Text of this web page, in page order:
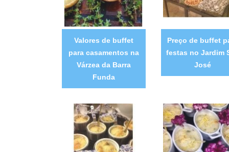
Valores de buffet
para casamentos na
Várzea da Barra
Funda
Preço de buffet
festas no Jardim
José